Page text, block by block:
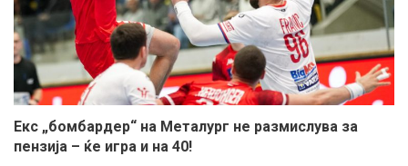
Екс „бомбардер“ на Металург не размислува за
пензија – ќе игра и на 40!